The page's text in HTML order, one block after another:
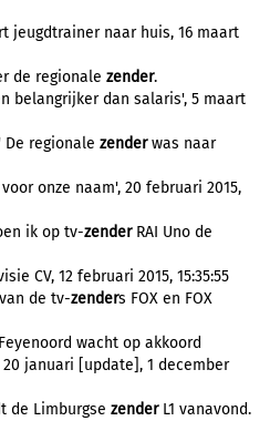
jeugdtrainer naar huis, 16 maart
de regionale zender.
belangrijker dan salaris', 5 maart
De regionale zenderwas naar
onze naam', 20 februari 2015,
ik op tv-zenderRAI Uno de
CV, 12 februari 2015, 15:35:55
de tv-zenders FOX en FOX
wacht op akkoord
januari [update], 1 december
de Limburgse zenderL1 vanavond.